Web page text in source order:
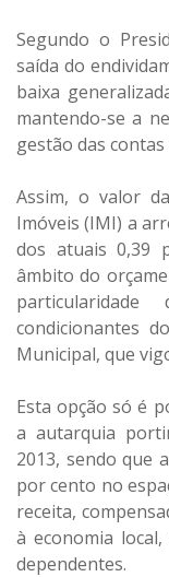
Segundo o
saída do
baixa
mantendo-se a
gestão das
Assim, o valor
Imóveis (IMI) a
dos atuais 0,39
âmbito do
condicionantes
Municipal, que
Esta opção só é
a autarquia
2013, sendo que
por cento no
receita,
à economia
dependentes.